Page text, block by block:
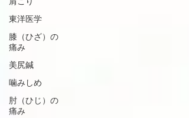
東洋医学
膝（ひざ）の
痛み
美尻鍼
噛みしめ
肘（ひじ）の
痛み